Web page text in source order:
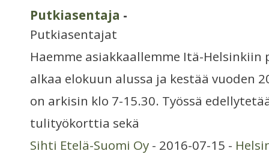
Putkiasentaja -
Putkiasentajat
Haemme asiakkaallemme Itä-
alkaa elokuun alussa ja kestää vuoden
on arkisin klo 7-15.30. Työssä
tulityökorttia sekä
Sihti Etelä-Suomi Oy - 2016-07-15 -